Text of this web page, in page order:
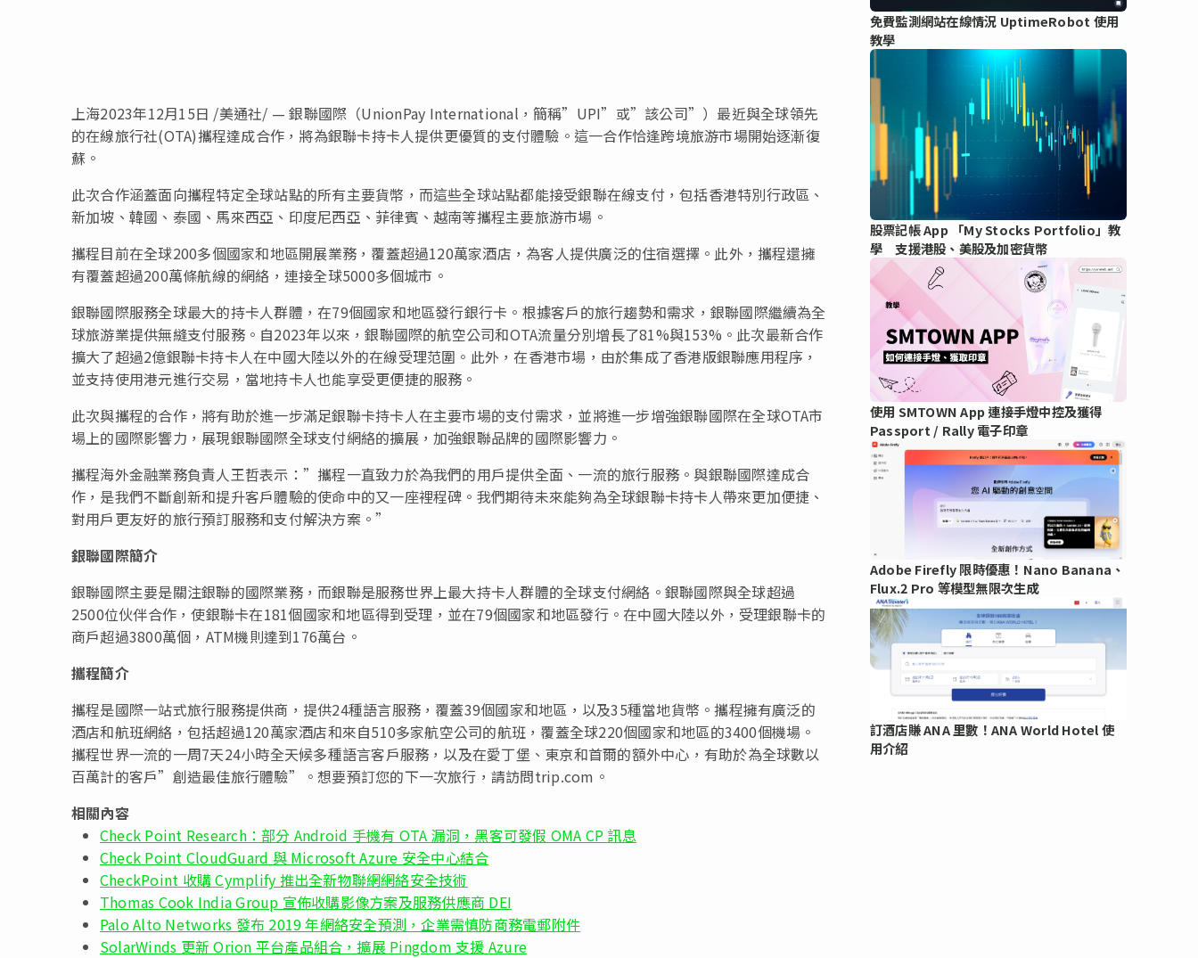
上海2023年12月15日 /美通社/ — 銀聯國際（UnionPay International，簡稱”UPI”或”該公司”）最近與全球領先
的在線旅行社(OTA)攜程達成合作，將為銀聯卡持卡人提供更優質的支付體驗。這一合作恰逢跨境旅游市場開始逐漸復
蘇。
此次合作涵蓋面向攜程特定全球站點的所有主要貨幣，而這些全球站點都能接受銀聯在線支付，包括香港特別行政區、
新加坡、韓國、泰國、馬來西亞、印度尼西亞、菲律賓、越南等攜程主要旅游市場。
攜程目前在全球200多個國家和地區開展業務，覆蓋超過120萬家酒店，為客人提供廣泛的住宿選擇。此外，攜程還擁
有覆蓋超過200萬條航線的網絡，連接全球5000多個城市。
銀聯國際服務全球最大的持卡人群體，在79個國家和地區發行銀行卡。根據客戶的旅行趨勢和需求，銀聯國際繼續為全
球旅游業提供無縫支付服務。自2023年以來，銀聯國際的航空公司和OTA流量分別增長了81%與153%。此次最新合作
擴大了超過2億銀聯卡持卡人在中國大陸以外的在線受理范圍。此外，在香港市場，由於集成了香港版銀聯應用程序，
並支持使用港元進行交易，當地持卡人也能享受更便捷的服務。
此次與攜程的合作，將有助於進一步滿足銀聯卡持卡人在主要市場的支付需求，並將進一步增強銀聯國際在全球OTA市
場上的國際影響力，展現銀聯國際全球支付網絡的擴展，加強銀聯品牌的國際影響力。
攜程海外金融業務負責人王哲表示：”攜程一直致力於為我們的用戶提供全面、一流的旅行服務。與銀聯國際達成合
作，是我們不斷創新和提升客戶體驗的使命中的又一座裡程碑。我們期待未來能夠為全球銀聯卡持卡人帶來更加便捷、
對用戶更友好的旅行預訂服務和支付解決方案。”
銀聯國際簡介
銀聯國際主要是關注銀聯的國際業務，而銀聯是服務世界上最大持卡人群體的全球支付網絡。銀聯國際與全球超過
2500位伙伴合作，使銀聯卡在181個國家和地區得到受理，並在79個國家和地區發行。在中國大陸以外，受理銀聯卡的
商戶超過3800萬個，ATM機則達到176萬台。
攜程簡介
攜程是國際一站式旅行服務提供商，提供24種語言服務，覆蓋39個國家和地區，以及35種當地貨幣。攜程擁有廣泛的
酒店和航班網絡，包括超過120萬家酒店和來自510多家航空公司的航班，覆蓋全球220個國家和地區的3400個機場。
攜程世界一流的一周7天24小時全天候多種語言客戶服務，以及在愛丁堡、東京和首爾的額外中心，有助於為全球數以
百萬計的客戶”創造最佳旅行體驗”。想要預訂您的下一次旅行，請訪問trip.com。
相關內容
Check Point Research：部分 Android 手機有 OTA 漏洞，黑客可發假 OMA CP 訊息
Check Point CloudGuard 與 Microsoft Azure 安全中心結合
CheckPoint 收購 Cymplify 推出全新物聯網網絡安全技術
Thomas Cook India Group 宣佈收購影像方案及服務供應商 DEI
Palo Alto Networks 發布 2019 年網絡安全預測，企業需慎防商務電郵附件
SolarWinds 更新 Orion 平台產品組合，擴展 Pingdom 支援 Azure
免費監測網站在線情況 UptimeRobot 使用
教學
股票記帳 App 「My Stocks Portfolio」教
學 支援港股、美股及加密貨幣
使用 SMTOWN App 連接手燈中控及獲得
Passport / Rally 電子印章
Adobe Firefly 限時優惠！Nano Banana、
Flux.2 Pro 等模型無限次生成
訂酒店賺 ANA 里數！ANA World Hotel 使
用介紹